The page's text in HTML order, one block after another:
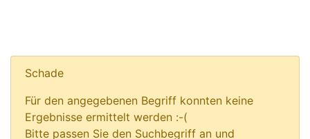
Schade
Für den angegebenen Begriff konnten keine
Ergebnisse ermittelt werden :-(
Bitte passen Sie den Suchbegriff an und